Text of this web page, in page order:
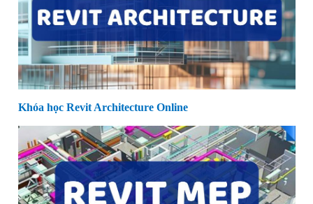
Khóa học Revit Architecture Online